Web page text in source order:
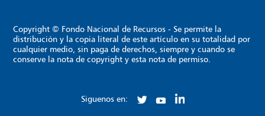
Copyright © Fondo Nacional de Recursos - Se permite la
distribución y la copia literal de este artículo en su totalidad por
cualquier medio, sin paga de derechos, siempre y cuando se
conserve la nota de copyright y esta nota de permiso.
Siguenos en: